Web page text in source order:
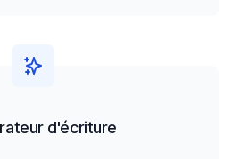
d'écriture